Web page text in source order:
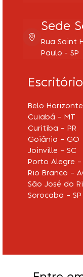
Sede
Rua Saint
Paulo - SP
Belo
Cuiabá – MT
Curitiba – PR
Goiânia – GO
Joinville – SC
Porto Alegre –
Rio Branco –
São José do
Sorocaba – SP